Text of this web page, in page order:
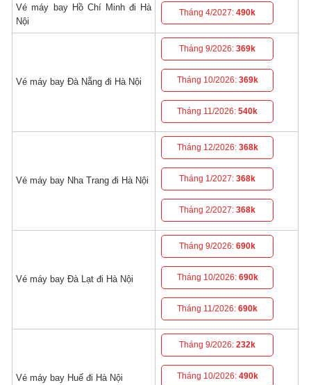
Vé máy bay Hồ Chí Minh đi Hà
Nội
Tháng 4/2027:490k
Vé máy bay Đà Nẵng đi Hà Nội
Tháng 9/2026:369k
Tháng 10/2026: 369k
Tháng 11/2026:540k
Vé máy bay Nha Trang đi Hà Nội
Tháng 12/2026: 368k
Tháng 1/2027:368k
Tháng 2/2027:368k
Vé máy bay Đà Lạt đi Hà Nội
Tháng 9/2026:690k
Tháng 10/2026: 690k
Tháng 11/2026:690k
Vé máy bay Huế đi Hà Nội
Tháng 9/2026:232k
Tháng 10/2026: 490k